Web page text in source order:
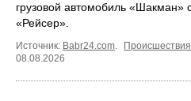
грузовой автомобиль «Шакман»
«Рейсер».
Источник: Babr24.com. Происшествия
08.08.2026